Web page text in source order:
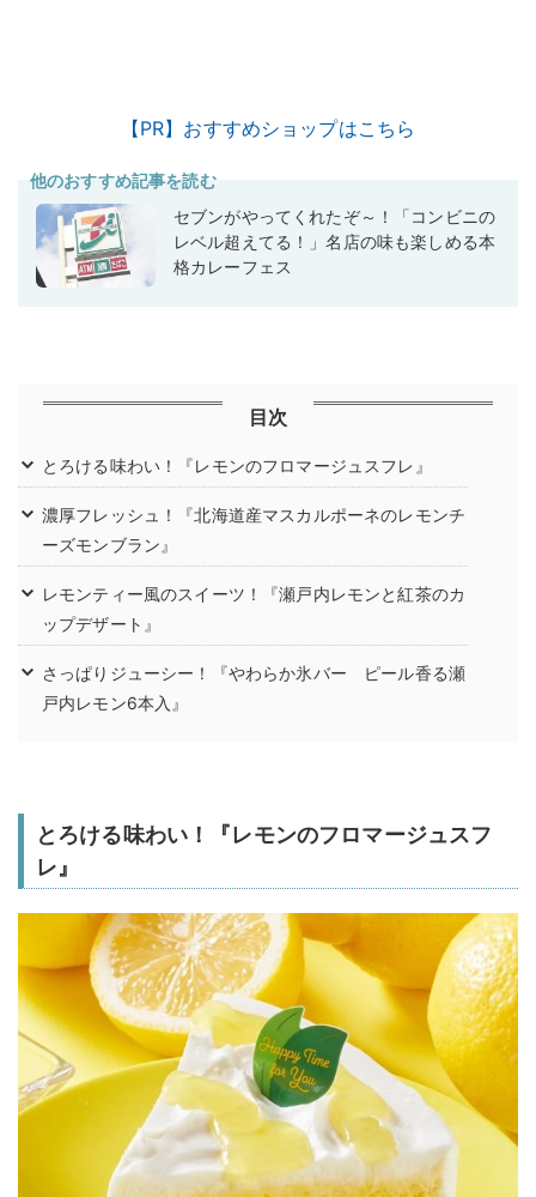
【PR】おすすめショップはこちら
他のおすすめ記事を読む
セブンがやってくれたぞ～！「コンビニの
レベル超えてる！」名店の味も楽しめる本
格カレーフェス
目次
とろける味わい！『レモンのフロマージュスフレ』
濃厚フレッシュ！『北海道産マスカルポーネのレモンチ
ーズモンブラン』
レモンティー風のスイーツ！『瀬戸内レモンと紅茶のカ
ップデザート』
さっぱりジューシー！『やわらか氷バー ピール香る瀬
戸内レモン6本入』
とろける味わい！『レモンのフロマージュスフ
レ』